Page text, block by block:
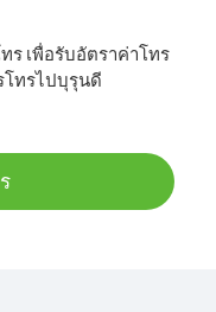
ร เพื่อรับอัตราค่าโทร
ทรไปบุรุนดี